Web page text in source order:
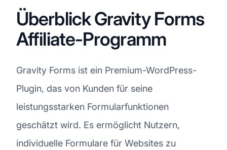
Überblick Gravity Forms
Affiliate-Programm
Gravity Forms ist ein Premium-WordPress-
Plugin, das von Kunden für seine
leistungsstarken Formularfunktionen
geschätzt wird. Es ermöglicht Nutzern,
individuelle Formulare für Websites zu